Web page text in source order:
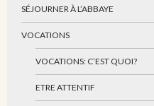
SÉJOURNER À L’ABBAYE
VOCATIONS
VOCATIONS: C’EST QUOI?
ETRE ATTENTIF